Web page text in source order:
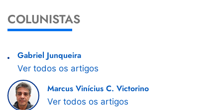
COLUNISTAS
Gabriel Junqueira
Ver todos os artigos
Marcus Vinícius C. Victorino
Ver todos os artigos